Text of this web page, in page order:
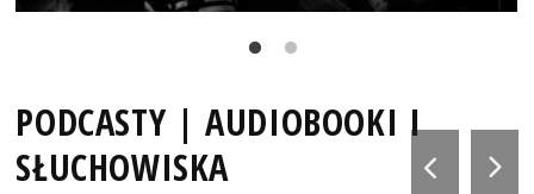
PODCASTY | AUDIOBOOKI I
SŁUCHOWISKA